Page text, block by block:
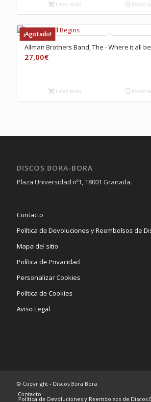
Leer más
¡Agotado!
Allman Brothers Band, The ‎- Where it all
27,00€
Leer más
DISCOS BORA-BORA
Plaza Universidad nº1, 18001 Granada.
Contacto
Política de Devoluciones y Reembolsos de
Mapa del sitio
Política de Privacidad
Personalizar Cookies
Política de Cookies
Aviso Legal
© Copyright - Discos Bora Bora
Contacto
Política de Devoluciones y Reembolsos de Discos